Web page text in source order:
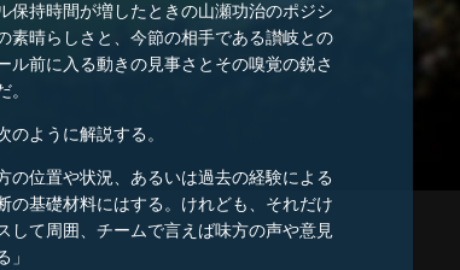
持時間が増したときの山瀬功治のポジシ
素晴らしさと、今節の相手である讃岐との
前に入る動きの見事さとその嗅覚の鋭さ
ように解説する。
の位置や状況、あるいは過去の経験による
の基礎材料にはする。けれども、それだけ
して周囲、チームで言えば味方の声や意見